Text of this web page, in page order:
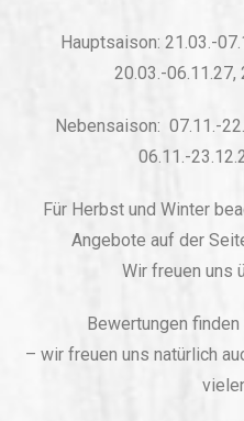
Hauptsaison: 21.03.-
20.03.-06.11.27,
Nebensaison: 07.11.-
06.11.-
Für Herbst und Winter
Angebote auf der
Wir freuen uns
Bewertungen
– wir freuen uns natürlich